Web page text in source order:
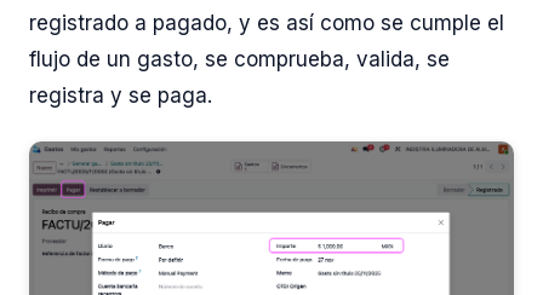
registrado a pagado, y es así como se cumple el
flujo de un gasto, se comprueba, valida, se
registra y se paga.